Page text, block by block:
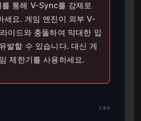
를 통해 V-Sync를 강제로
세요. 게임 엔진이 외부 V-
이드와 충돌하여 막대한 입
발할 수 있습니다. 대신 게
제한기를 사용하세요.
↑ 목차